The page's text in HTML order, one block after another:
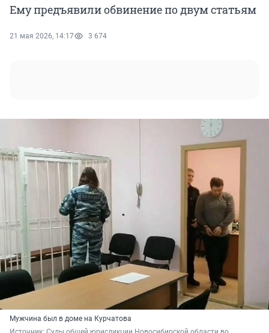
Ему предъявили обвинение по двум статьям
21 мая 2026, 14:17 3 674
Мужчина был в доме на Курчатова